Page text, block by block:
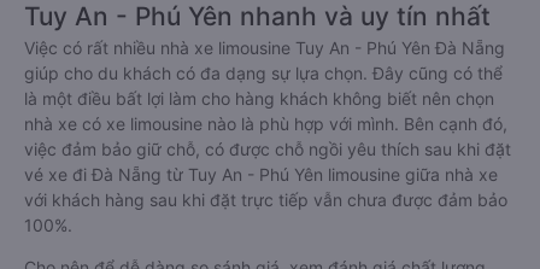
Tuy An - Phú Yên nhanh và uy tín nhất
Việc có rất nhiều nhà xe limousine Tuy An - Phú Yên Đà Nẵng
giúp cho du khách có đa dạng sự lựa chọn. Đây cũng có thể
là một điều bất lợi làm cho hàng khách không biết nên chọn
nhà xe có xe limousine nào là phù hợp với mình. Bên cạnh đó,
việc đảm bảo giữ chỗ, có được chỗ ngồi yêu thích sau khi đặt
vé xe đi Đà Nẵng từ Tuy An - Phú Yên limousine giữa nhà xe
với khách hàng sau khi đặt trực tiếp vẫn chưa được đảm bảo
100%.